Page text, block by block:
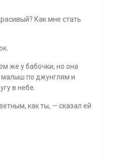
Как мне стать
же у бабочки, но она
малыш по джунглям и
в небе.
как ты, — сказал ей